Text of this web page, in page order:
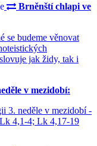
Brněnští chlapi ve
se budeme věnovat
jak židy, tak i
v mezidobí:
3. neděle v mezidobí -
4,1-4; Lk 4,17-19